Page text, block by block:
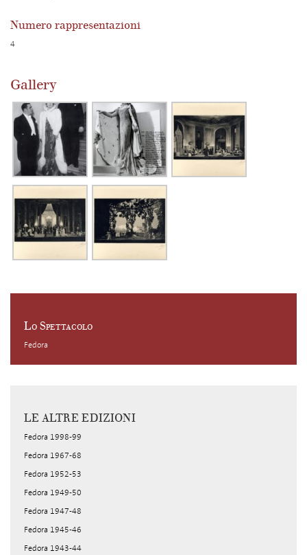
Numero rappresentazioni
4
Gallery
Lo Spettacolo
Fedora
LE ALTRE EDIZIONI
Fedora 1998-99
Fedora 1967-68
Fedora 1952-53
Fedora 1949-50
Fedora 1947-48
Fedora 1945-46
Fedora 1943-44